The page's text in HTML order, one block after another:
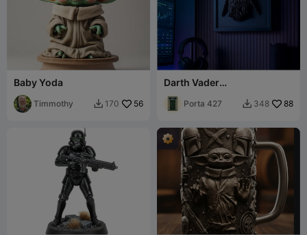
Baby Yoda
Timmothy  170 56
Darth Vader
Porta 427  348 88